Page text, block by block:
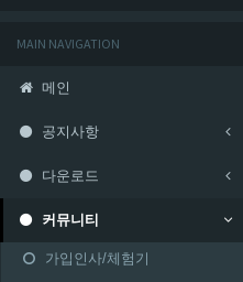
MAIN NAVIGATION
메인
공지사항
다운로드
커뮤니티
가입인사/체험기